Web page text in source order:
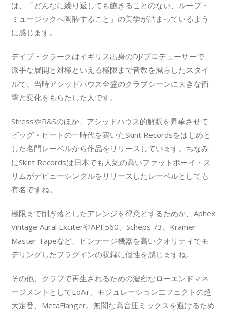
は、「どんなに繰り返しても飽きることのない、ループ・
ミュージックへ陶酔すること」の美学が詰まっているよう
に感じます。
デイブ・クラークはイギリス出身のDJ/プロデューサーで、
派手な展開と対極といえる極限まで音数を減らしたスタイ
ルで、当時アシッドハウス全盛のクラブシーンに大きな衝
撃と変化をもらたした人です。
StressやR&Sのほか、アシッドハウス的解釈を昇華させて
ビッグ・ビートの一時代を築いたSkint Recordsをはじめと
した名門レーベルから作品をリリースしています。ちなみ
にSkint Recordsは日本でも人気の高いファットボーイ・ス
リムがデビューシングルをリリースしたレーベルとしても
有名ですね。
極限まで削ぎ落としたアレンジを得意とするためか、Aphex
Vintage Aural ExciterやAPI 560、Scheps 73、Kramer
Master Tapeなど、ビンテージ機器を高いクオリティでモ
デリングしたプラグインの収録に個性を感じますね。
その他、クラブで再生されるための濃密なローエンドマネ
ージメントとしてLoAir、モジュレーションエフェクトの超
大定番、MetaFlanger。無闇な高音圧ミックスを避けるため